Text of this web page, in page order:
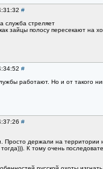
#
служба стреляет
зайцы полосу пересекают на
#
работают. Но и от такого
#
Просто держали на территории
тогда))). К тому очень